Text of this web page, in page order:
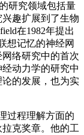
研究领域包括量
趣扩展到了生物
在1982年提出
想记忆的神经网
络研究中的首次
动力学的研究中
的发展，也为实
过程理解方面的
克奖章。他的工